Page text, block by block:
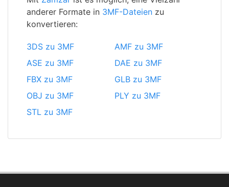
anderer Formate in 3MF-Dateien zu
konvertieren:
3DS zu 3MF
AMF zu 3MF
ASE zu 3MF
DAE zu 3MF
FBX zu 3MF
GLB zu 3MF
OBJ zu 3MF
PLY zu 3MF
STL zu 3MF